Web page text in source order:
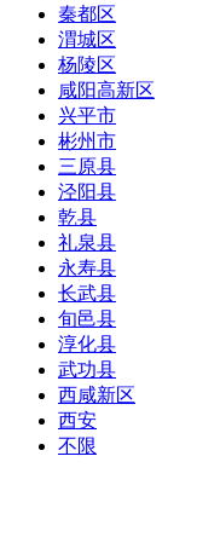
秦都区
渭城区
杨陵区
咸阳高新区
兴平市
彬州市
三原县
泾阳县
乾县
礼泉县
永寿县
长武县
旬邑县
淳化县
武功县
西咸新区
西安
不限